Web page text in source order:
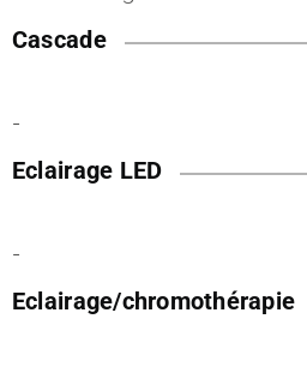
Cascade
-
Eclairage LED
-
Eclairage/chromothérapie